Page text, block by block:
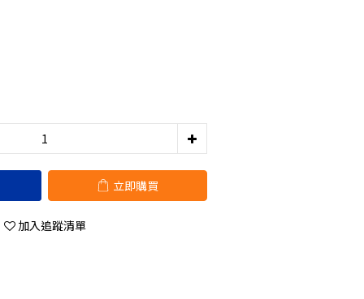
立即購買
加入追蹤清單